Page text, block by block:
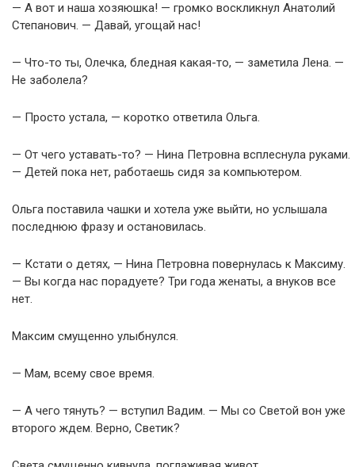
— А вот и наша хозяюшка! — громко воскликнул Анатолий
Степанович. — Давай, угощай нас!
— Что-то ты, Олечка, бледная какая-то, — заметила Лена. —
Не заболела?
— Просто устала, — коротко ответила Ольга.
— От чего уставать-то? — Нина Петровна всплеснула руками.
— Детей пока нет, работаешь сидя за компьютером.
Ольга поставила чашки и хотела уже выйти, но услышала
последнюю фразу и остановилась.
— Кстати о детях, — Нина Петровна повернулась к Максиму.
— Вы когда нас порадуете? Три года женаты, а внуков все
нет.
Максим смущенно улыбнулся.
— Мам, всему свое время.
— А чего тянуть? — вступил Вадим. — Мы со Светой вон уже
второго ждем. Верно, Светик?